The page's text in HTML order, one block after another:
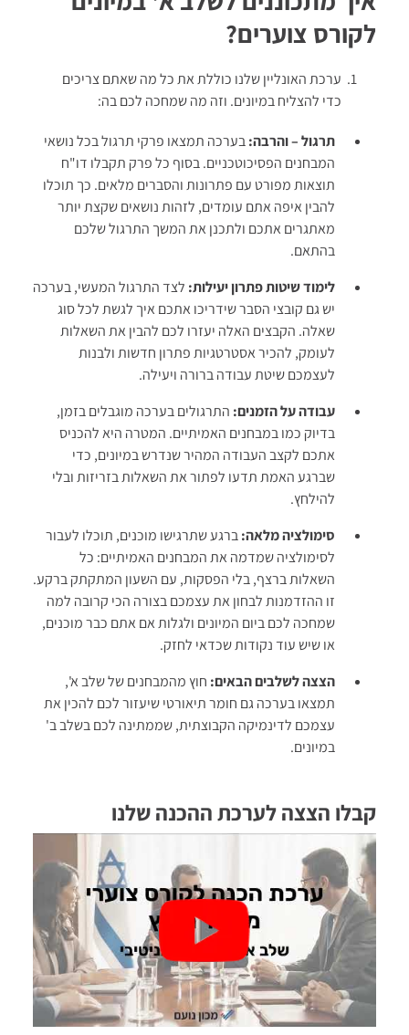
בעוד בני אדם יכולים לשמוע גלי _____ בתדירויות
כלבים רחב בהרבה.
A. אגודל
B. צלב
C. אוקיינוס
D. קול
(נזהה זאת בעזרת הביטוי much wider, "רחב בהרבה"),
נחפש מהו הנושא שמנוגד בשני חלקי המשפט – hearing
range ("טווח שמיעה"). המילה החסרה היא חלק
מהנושא זה, ולכן התשובה הנכונה תהיה ביטוי המתקשר
לקורס צוערים?
ערכת האונליין שלנו כוללת את כל מה שאתם צריכים
כדי להצליח במיונים. וזה מה שמחכה לכם בה:
תרגול – והרבה:בערכה תמצאו פרקי תרגול בכל נושאי
המבחנים הפסיכוטכניים. בסוף כל פרק תקבלו דו"ח
תוצאות מפורט עם פתרונות והסברים מלאים. כך תוכלו
להבין איפה אתם עומדים, לזהות נושאים שקצת יותר
מאתגרים אתכם ולתכנן את המשך התרגול שלכם
בהתאם.
לימוד שיטות פתרון יעילות: לצד התרגול המעשי, בערכה
יש גם קובצי הסבר שידריכו אתכם איך לגשת לכל סוג
שאלה. הקבצים האלה יעזרו לכם להבין את השאלות
לעומק, להכיר אסטרטגיות פתרון חדשות ולבנות
לעצמכם שיטת עבודה ברורה ויעילה.
עבודה על הזמנים: התרגולים בערכה מוגבלים בזמן,
בדיוק כמו במבחנים האמיתיים. המטרה היא להכניס
אתכם לקצב העבודה המהיר שנדרש במיונים, כדי
שברגע האמת תדעו לפתור את השאלות בזריזות ובלי
להילחץ.
סימולציה מלאה:ברגע שתרגישו מוכנים, תוכלו לעבור
לסימולציה שמדמה את המבחנים האמיתיים: כל
השאלות ברצף, בלי הפסקות, עם השעון המתקתק ברקע.
זו ההזדמנות לבחון את עצמכם בצורה הכי קרובה למה
שמחכה לכם ביום המיונים ולגלות אם אתם כבר מוכנים,
או שיש עוד נקודות שכדאי לחזק.
הצצה לשלבים הבאים: חוץ מהמבחנים של שלב א',
תמצאו בערכה גם חומר תיאורטי שיעזור לכם להכין את
עצמכם לדינמיקה הקבוצתית, שממתינה לכם בשלב ב'
במיונים.
קבלו הצצה לערכת ההכנה שלנו